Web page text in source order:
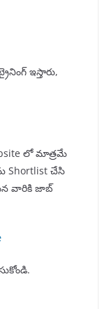
ఇస్తారు,
లో మాత్రమే
Shortlist చేసి
వారికి జాబ్